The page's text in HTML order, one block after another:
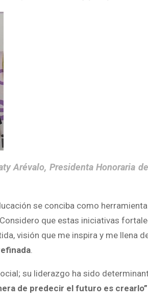
Arévalo, Presidenta Honoraria
se conciba como herramienta
que estas iniciativas
visión que me inspira y me llena
.
su liderazgo ha sido
de predecir el futuro es